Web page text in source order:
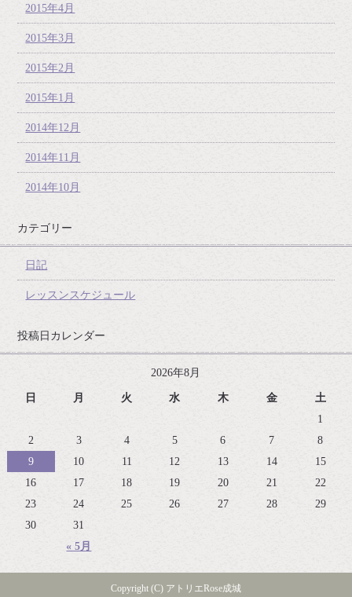
2015年4月
2015年3月
2015年2月
2015年1月
2014年12月
2014年11月
2014年10月
カテゴリー
日記
レッスンスケジュール
投稿日カレンダー
2026年8月
日 月 火 水 木 金 土
« 5月
1
2
3 4 5 6 7
8
9
10 11 12 13 14
15
16
17 18 19 20 21
22
23
24 25 26 27 28
29
30
31
Copyright (C) アトリエRose成城